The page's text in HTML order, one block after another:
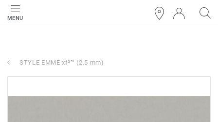
MENU
STYLE EMME xf²™ (2.5 mm)